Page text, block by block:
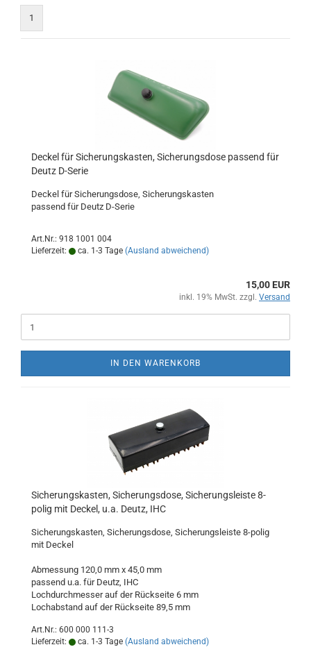
1
Deckel für Sicherungskasten, Sicherungsdose passend für
Deutz D-Serie
Deckel für Sicherungsdose, Sicherungskasten
​passend für Deutz D-Serie
Art.Nr.: 918 1001 004
Lieferzeit:
ca. 1-3 Tage (Ausland abweichend)
15,00 EUR
inkl. 19% MwSt. zzgl. Versand
IN DEN WARENKORB
Sicherungskasten, Sicherungsdose, Sicherungsleiste 8-
polig mit Deckel, u.a. Deutz, IHC
Sicherungskasten, Sicherungsdose, Sicherungsleiste 8-polig
mit Deckel
Abmessung 120,0 mm x 45,0 mm
passend u.a. für Deutz, IHC
Lochdurchmesser auf der Rückseite 6 mm
Lochabstand auf der Rückseite 89,5 mm
Art.Nr.: 600 000 111-3
Lieferzeit:
ca. 1-3 Tage (Ausland abweichend)